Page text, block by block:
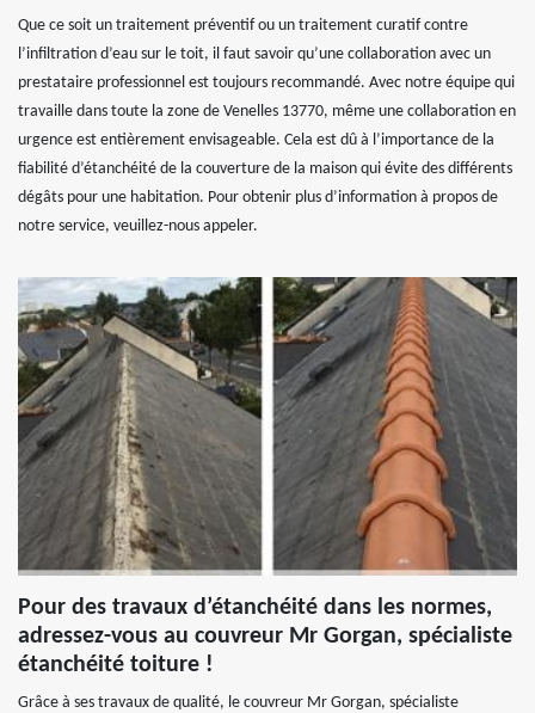
Que ce soit un traitement préventif ou un traitement curatif contre
l’infiltration d’eau sur le toit, il faut savoir qu’une collaboration avec un
prestataire professionnel est toujours recommandé. Avec notre équipe qui
travaille dans toute la zone de Venelles 13770, même une collaboration en
urgence est entièrement envisageable. Cela est dû à l’importance de la
fiabilité d’étanchéité de la couverture de la maison qui évite des différents
dégâts pour une habitation. Pour obtenir plus d’information à propos de
notre service, veuillez-nous appeler.
Pour des travaux d’étanchéité dans les normes,
adressez-vous au couvreur Mr Gorgan, spécialiste
étanchéité toiture !
Grâce à ses travaux de qualité, le couvreur Mr Gorgan, spécialiste